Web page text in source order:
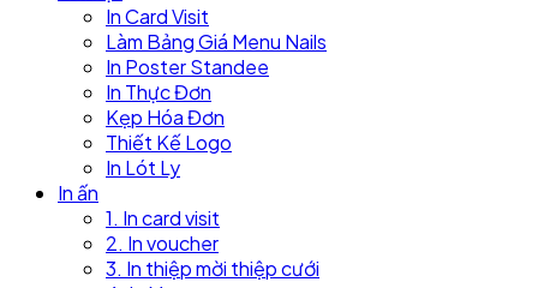
In Card Visit
Làm Bảng Giá Menu Nails
In Poster Standee
In Thực Đơn
Kẹp Hóa Đơn
Thiết Kế Logo
In Lót Ly
In ấn
1. In card visit
2. In voucher
3. In thiệp mời thiệp cưới